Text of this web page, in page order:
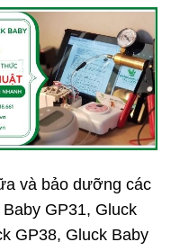
và bảo dưỡng các
GP31, Gluck
GP38, Gluck Baby